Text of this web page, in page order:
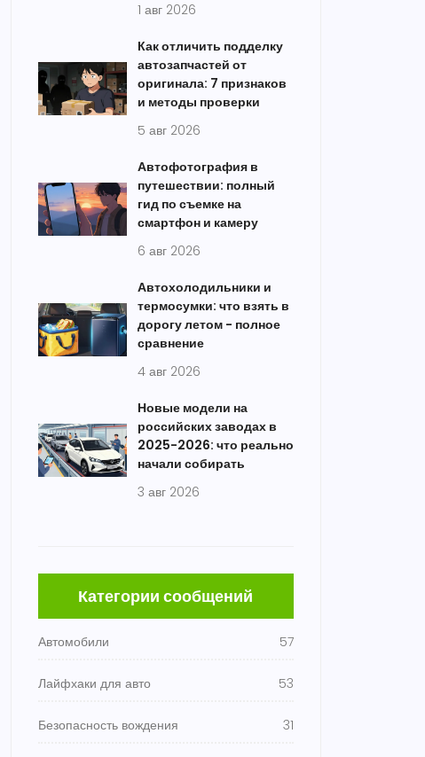
1 авг 2026
Как отличить подделку
автозапчастей от
оригинала: 7 признаков
и методы проверки
5 авг 2026
Автофотография в
путешествии: полный
гид по съемке на
смартфон и камеру
6 авг 2026
Автохолодильники и
термосумки: что взять в
дорогу летом - полное
сравнение
4 авг 2026
Новые модели на
российских заводах в
2025-2026: что реально
начали собирать
3 авг 2026
Категории сообщений
Автомобили 57
Лайфхаки для авто 53
Безопасность вождения 31